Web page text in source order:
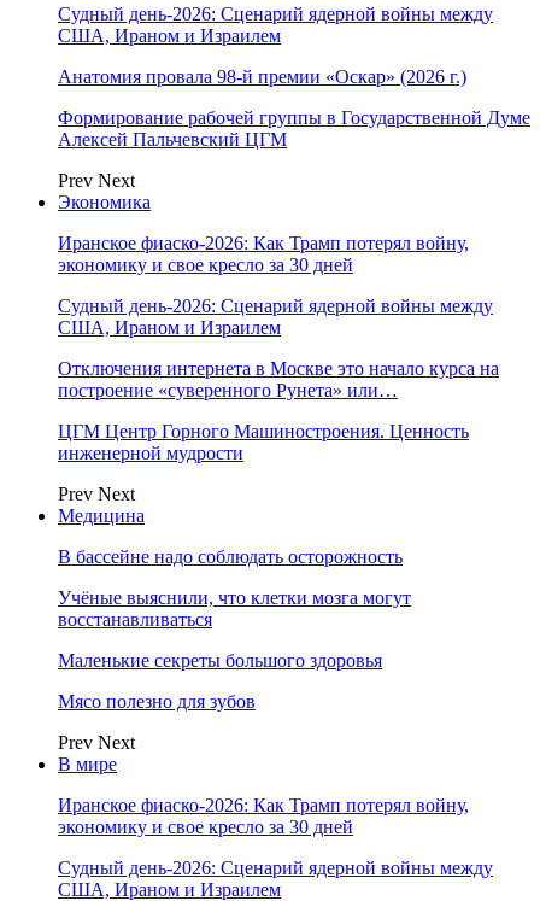
Судный день-2026: Сценарий ядерной войны между
США, Ираном и Израилем
Анатомия провала 98-й премии «Оскар» (2026 г.)
Формирование рабочей группы в Государственной Думе
Алексей Пальчевский ЦГМ
Prev Next
Экономика
Иранское фиаско-2026: Как Трамп потерял войну,
экономику и свое кресло за 30 дней
Судный день-2026: Сценарий ядерной войны между
США, Ираном и Израилем
Отключения интернета в Москве это начало курса на
построение «суверенного Рунета» или…
ЦГМ Центр Горного Машиностроения. Ценность
инженерной мудрости
Prev Next
Медицина
В бассейне надо соблюдать осторожность
Учёные выяснили, что клетки мозга могут
восстанавливаться
Маленькие секреты большого здоровья
Мясо полезно для зубов
Prev Next
В мире
Иранское фиаско-2026: Как Трамп потерял войну,
экономику и свое кресло за 30 дней
Судный день-2026: Сценарий ядерной войны между
США, Ираном и Израилем